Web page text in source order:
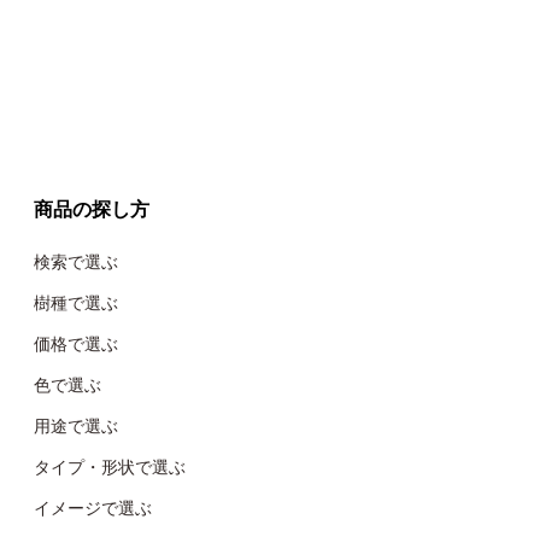
商品の探し方
検索で選ぶ
樹種で選ぶ
価格で選ぶ
色で選ぶ
用途で選ぶ
タイプ・形状で選ぶ
イメージで選ぶ